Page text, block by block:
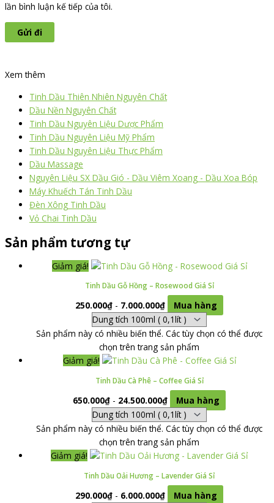
lần bình luận kế tiếp của tôi.
Xem thêm
Tinh Dầu Thiên Nhiên Nguyên Chất
Dầu Nền Nguyên Chất
Tinh Dầu Nguyên Liệu Dược Phẩm
Tinh Dầu Nguyên Liệu Mỹ Phẩm
Tinh Dầu Nguyên Liệu Thực Phẩm
Dầu Massage
Nguyên Liệu SX Dầu Gió - Dầu Viêm Xoang - Dầu Xoa Bóp
Máy Khuếch Tán Tinh Dầu
Đèn Xông Tinh Dầu
Vỏ Chai Tinh Dầu
Sản phẩm tương tự
Giảm giá!
Tinh Dầu Gỗ Hồng – Rosewood Giá Sỉ
250.000₫- 7.000.000₫ Mua hàng
Sản phẩm này có nhiều biến thể. Các tùy chọn có thể được
chọn trên trang sản phẩm
Giảm giá!
Tinh Dầu Cà Phê – Coffee Giá Sỉ
650.000₫- 24.500.000₫ Mua hàng
Sản phẩm này có nhiều biến thể. Các tùy chọn có thể được
chọn trên trang sản phẩm
Giảm giá!
Tinh Dầu Oải Hương – Lavender Giá Sỉ
290.000₫- 6.000.000₫ Mua hàng